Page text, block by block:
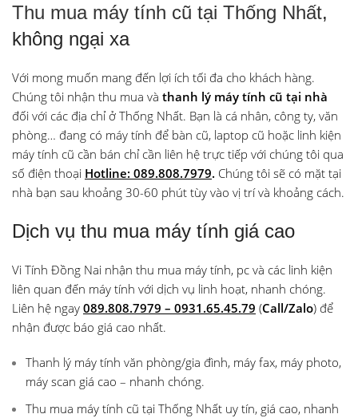
Thu mua máy tính cũ tại Thống Nhất,
không ngại xa
Với mong muốn mang đến lợi ích tối đa cho khách hàng.
Chúng tôi nhận thu mua và thanh lý máy tính cũ tại nhà
đối với các địa chỉ ở Thống Nhất. Bạn là cá nhân, công ty, văn
phòng… đang có máy tính để bàn cũ, laptop cũ hoặc linh kiện
máy tính cũ cần bán chỉ cần liên hệ trực tiếp với chúng tôi qua
số điện thoại Hotline: 089.808.7979. Chúng tôi sẽ có mặt tại
nhà bạn sau khoảng 30-60 phút tùy vào vị trí và khoảng cách.
Dịch vụ thu mua máy tính giá cao
Vi Tính Đồng Nai nhận thu mua máy tính, pc và các linh kiện
liên quan đến máy tính với dịch vụ linh hoạt, nhanh chóng.
Liên hệ ngay 089.808.7979 – 0931.65.45.79 (Call/Zalo) để
nhận được báo giá cao nhất.
Thanh lý máy tính văn phòng/gia đình, máy fax, máy photo,
máy scan giá cao – nhanh chóng.
Thu mua máy tính cũ tại Thống Nhất uy tín, giá cao, nhanh